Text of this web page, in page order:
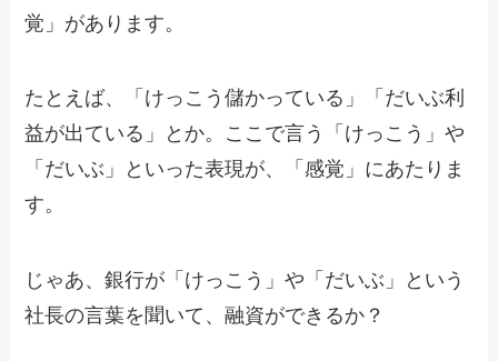
覚」があります。
たとえば、「けっこう儲かっている」「だいぶ利
益が出ている」とか。ここで言う「けっこう」や
「だいぶ」といった表現が、「感覚」にあたりま
す。
じゃあ、銀行が「けっこう」や「だいぶ」という
社長の言葉を聞いて、融資ができるか？